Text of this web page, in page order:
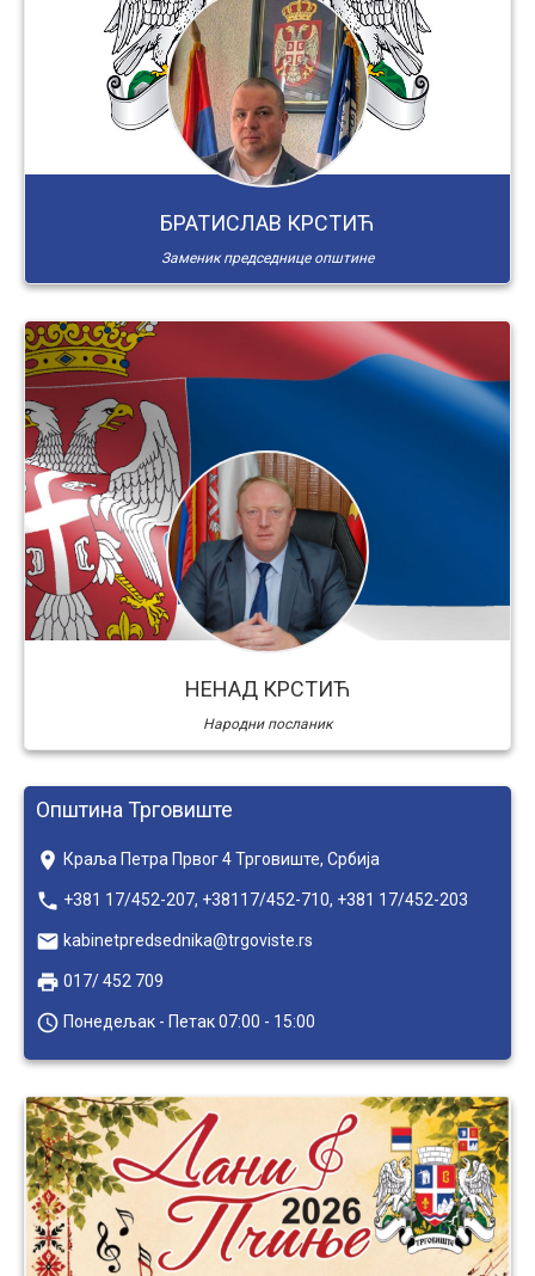
БРАТИСЛАВ КРСТИЋ
Заменик председнице општине
НЕНАД КРСТИЋ
Народни посланик
Општина Трговиште
place Краља Петра Првог 4 Трговиште, Србија
local_phone +381 17/452-207, +38117/452-710, +381 17/452-203
email kabinetpredsednika@trgoviste.rs
local_printshop 017/ 452 709
access_time Понедељак - Петак 07:00 - 15:00